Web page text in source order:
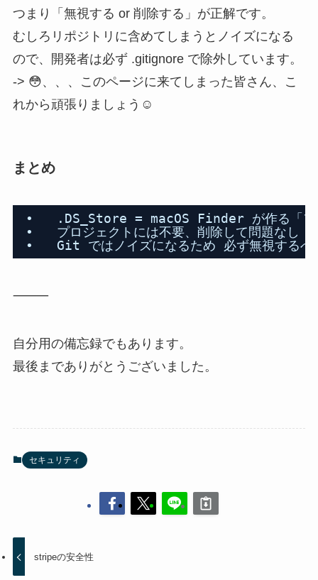
つまり「無視する or 削除する」が正解です。
むしろリポジトリに含めてしまうとノイズになる
ので、開発者は必ず .gitignore で除外しています。
-> 😳、、、このページに来てしまった皆さん、こ
れから頑張りましょう☺️
まとめ
•   .DS_Store = macOS Finder が作る「フ
•   プロジェクトには不要、削除して問題なし
•   Git ではノイズになるため 必ず無視するべ
⸻
自分用の備忘録でもあります。
最後までありがとうございました。
セキュリティ
stripeの安全性